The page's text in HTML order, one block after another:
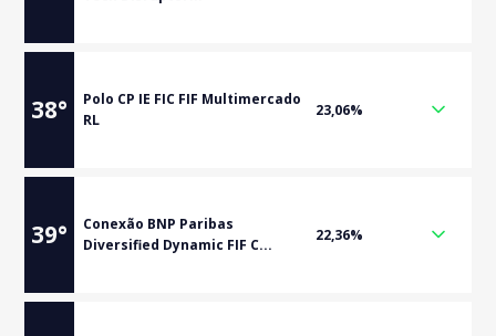
38°
Polo CP IE FIC FIF Multimercado
RL
23,06%
39°
Conexão BNP Paribas
Diversified Dynamic FIF C...
22,36%